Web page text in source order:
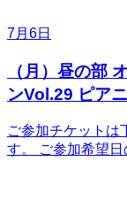
7月6日
（月）昼の部
ンVol.29 ピア
ご参加チケットは
す。 ご参加希望日